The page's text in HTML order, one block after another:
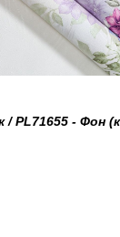
/ PL71655 - Фон